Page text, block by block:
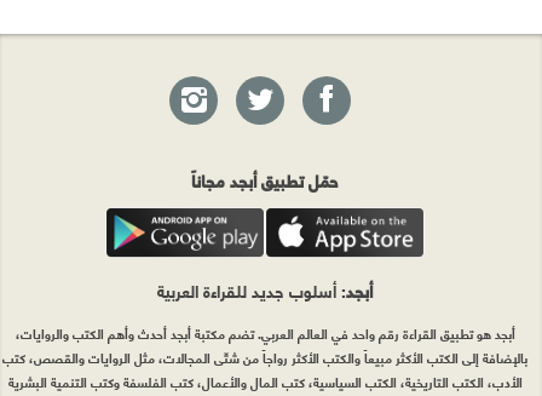
حمّل تطبيق أبجد مجاناً
أبجد: أسلوب جديد للقراءة العربية
أبجد هو تطبيق القراءة رقم واحد في العالم العربي. تضم مكتبة أبجد أحدث وأهم الكتب والروايات،
بالإضافة إلى الكتب الأكثر مبيعاً والكتب الأكثر رواجاً من شتّى المجالات، مثل الروايات والقصص، كتب
الأدب، الكتب التاريخية، الكتب السياسية، كتب المال والأعمال، كتب الفلسفة وكتب التنمية البشرية